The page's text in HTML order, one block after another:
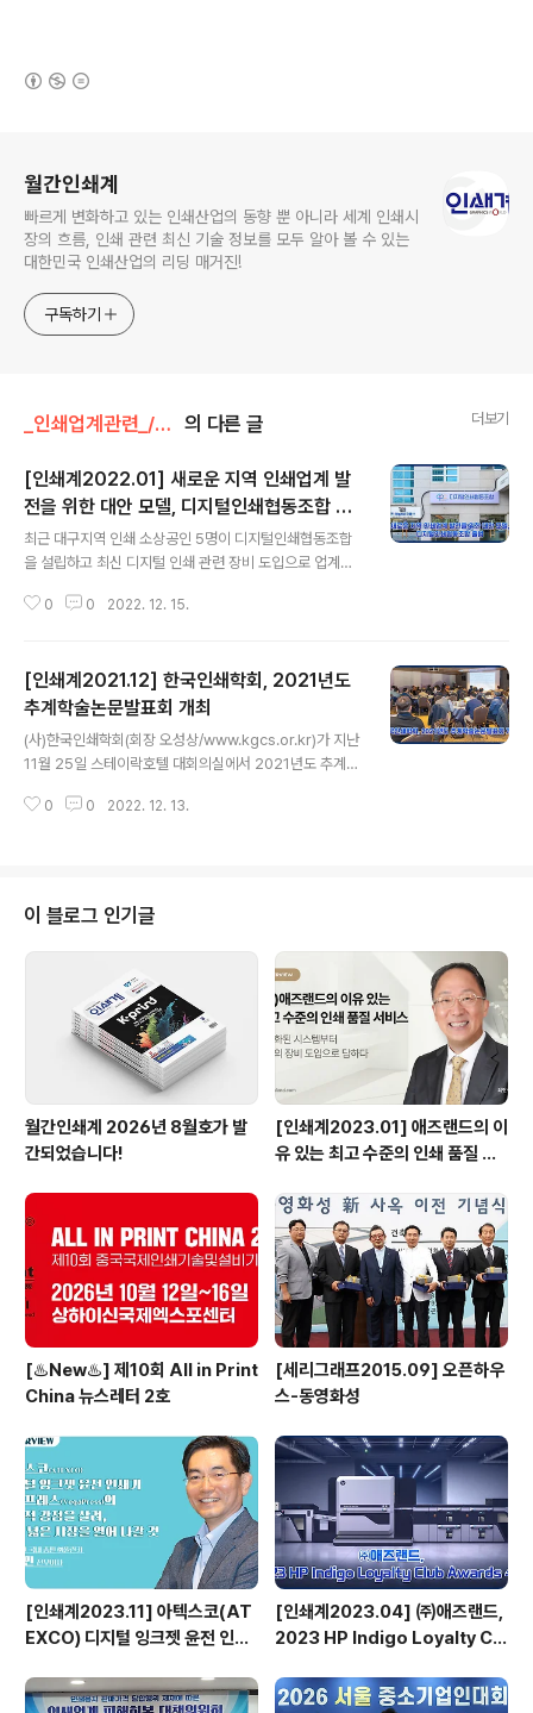
월간인쇄계
빠르게 변화하고 있는 인쇄산업의 동향 뿐 아니라 세계 인쇄시
장의 흐름, 인쇄 관련 최신 기술 정보를 모두 알아 볼 수 있는
대한민국 인쇄산업의 리딩 매거진!
구독하기
_인쇄업계관련_/인쇄단체 및 학회 의 다른 글 더보기
[인쇄계2022.01] 새로운 지역 인쇄업계 발
전을 위한 대안 모델, 디지털인쇄협동조합 출
범
최근 대구지역 인쇄 소상공인 5명이 디지털인쇄협동조합
을 설립하고 최신 디지털 인쇄 관련 장비 도입으로 업계의
관계와 혁신적인 공동장비 도입을 위해 참디자인과 교육
맡아 설립한 소상공인협동조합이다(소상공인협동조합은
5인 이상의 동업종 또는 이업종의 소상공인이 모여 설립한
법인으로서 조합원의 권익과 매출 증대를 위해 설립한 영
리 사업자 조직을 말한다). 조합이라고 하면 같은 지역의 대
구경북인쇄정보산업협동조합(이하 대구경북인쇄조합)과
비교될 수도 있지만 대구경북인쇄조합이 중소기업협동조
0 0 2022. 12. 15.
[인쇄계2021.12] 한국인쇄학회, 2021년도
추계학술논문발표회 개최
(사)한국인쇄학회(회장 오성상/www.kgcs.or.kr)가 지난
11월 25일 스테이락호텔 대회의실에서 2021년도 추계학
이날 행사는 ‘유리표면에 UV평판 디지털 인쇄를 적용한 최
연구소 안혜영 선임연구원), ‘브랜드패키징 색상 관리’(상
동화㈜ 장영엽 이사), ‘DCI-P3 시대의 인쇄 산업의 대
응’(컬러테크연구소 김환 소장) 등의 주제로 초청 강연이
진행되었다. 오성상 회장은 “코로나19 장기화로 인해 여러
인쇄업계 관계자들이 많은 어려움을 겪고 있는 가운데 이
번 발표회가 인쇄업계 발..
0 0 2022. 12. 13.
이 블로그 인기글
월간인쇄계 2026년 8월호가 발
간되었습니다!
[인쇄계2023.01] 애즈랜드의 이
유 있는 최고 수준의 인쇄 품질 서
장비 도입으로 답하다 - ㈜애즈랜
드 최현수 대표이사
[♨️New♨️] 제10회 All in Print
China 뉴스레터 2호
[세리그래프2015.09] 오픈하우
스-동영화성
[인쇄계2023.11] 아텍스코(AT
EXCO) 디지털 잉크젯 윤전 인쇄
기능적 강점을 살려, 보다 넓은 시
[인쇄계2023.04] ㈜애즈랜드,
2023 HP Indigo Loyalty Clu